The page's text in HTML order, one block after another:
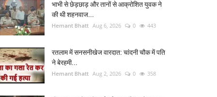
भाभी से छेड़छाड़ और तानों से आक्रोशित युवक ने
की थी शहनवाज...
Hemant Bhatt Aug 6, 2026 0 443
रतलाम में सनसनीखेज वारदात: चांदनी चौक में पति
ने बेरहमी...
Hemant Bhatt Aug 2, 2026 0 358